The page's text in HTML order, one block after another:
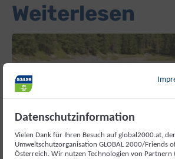
Weiterlesen
Datenschutzinformation
Vielen Dank für Ihren Besuch auf global2000.at,
Umweltschutzorganisation GLOBAL 2000/Friends
Österreich. Wir nutzen Technologien von Partnern